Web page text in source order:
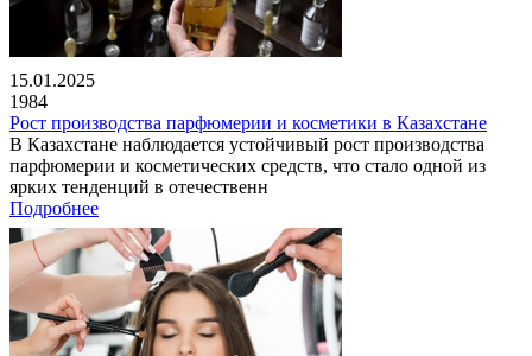
15.01.2025
1984
Рост производства парфюмерии и косметики в Казахстане
В Казахстане наблюдается устойчивый рост производства
парфюмерии и косметических средств, что стало одной из
ярких тенденций в отечественн
Подробнее